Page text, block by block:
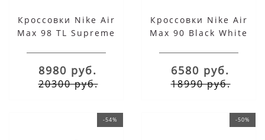
Кроссовки Nike Air
Max 98 TL Supreme
8980 руб.
20300 руб.
Кроссовки Nike Air
Max 90 Black White
6580 руб.
18990 руб.
-54% -50%